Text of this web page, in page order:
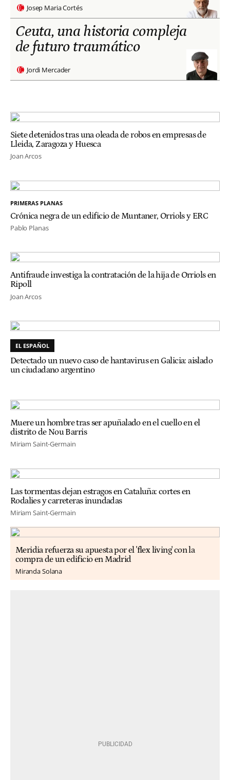
Josep Maria Cortés
Ceuta, una historia compleja
de futuro traumático
Jordi Mercader
Siete detenidos tras una oleada de robos en empresas de
Lleida, Zaragoza y Huesca
Joan Arcos
PRIMERAS PLANAS
Crónica negra de un edificio de Muntaner, Orriols y ERC
Pablo Planas
Antifraude investiga la contratación de la hija de Orriols en
Ripoll
Joan Arcos
EL ESPAÑOL
Detectado un nuevo caso de hantavirus en Galicia: aislado
un ciudadano argentino
Muere un hombre tras ser apuñalado en el cuello en el
distrito de Nou Barris
Miriam Saint-Germain
Las tormentas dejan estragos en Cataluña: cortes en
Rodalies y carreteras inundadas
Miriam Saint-Germain
Meridia refuerza su apuesta por el 'flex living' con la
compra de un edificio en Madrid
Miranda Solana